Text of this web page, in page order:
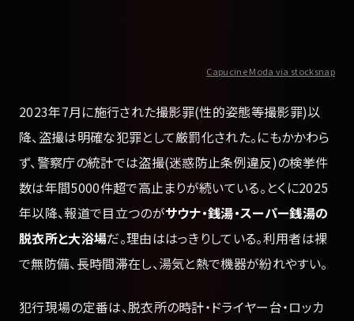
Capucine Moda via stocksnap
2023年7月に施行された撮影罪(性的姿態等撮影罪)以
降、盗撮は明確な犯罪として厳罰化された。にもかかわら
ず、警察庁の統計では盗撮(迷惑防止条例違反)の検挙件
数は年間5000件超で高止まりが続いている。とくに2025
年以降、報道で目立つのがサウナ・銭湯・スーパー銭湯の
脱衣所と大浴場だ。理由ははっきりしている。利用者は裸
で無防備、長時間滞在し、湯気と熱で機器が紛れやすい。
犯行現場の定番は、脱衣所の時計・ドライヤー台・ロッカ